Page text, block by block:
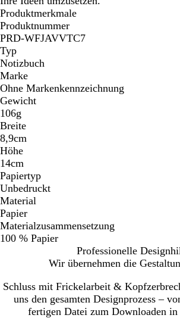
Produktmerkmale
Produktnummer
PRD-WFJAVVTC7
Typ
Notizbuch
Marke
Ohne Markenkennzeichnung
Gewicht
106g
Breite
8,9cm
Höhe
14cm
Papiertyp
Unbedruckt
Material
Papier
Materialzusammensetzung
100 % Papier
Professionelle
Wir übernehmen die
Schluss mit Frickelarbeit &
uns den gesamten Designprozess –
fertigen Datei zum Downloaden